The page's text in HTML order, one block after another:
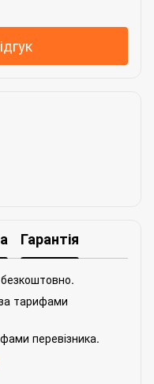
Гарантія
тарифами
перевізника.